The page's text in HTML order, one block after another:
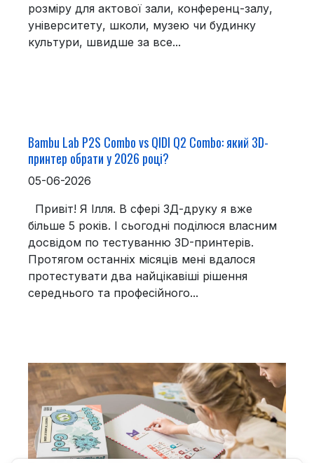
розміру для актової зали, конференц-залу,
університету, школи, музею чи будинку
культури, швидше за все...
Bambu Lab P2S Combo vs QIDI Q2 Combo: який 3D-
принтер обрати у 2026 році?
05-06-2026
Привіт! Я Ілля. В сфері 3Д-друку я вже
більше 5 років. І сьогодні поділюся власним
досвідом по тестуванню 3D-принтерів.
Протягом останніх місяців мені вдалося
протестувати два найцікавіші рішення
середнього та професійного...